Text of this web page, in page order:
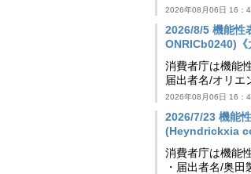
2026年08月06日 16：
2026/8/5 機能性
ONRICb0240)《
消費者庁は機能
届出者名/オリ
2026年08月06日 16：
2026/7/23 機能
(Heyndrickxia
消費者庁は機能
・届出者名/奥